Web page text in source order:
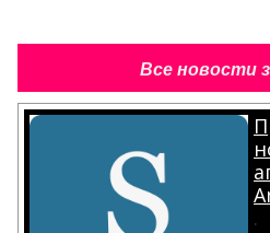
Все новости
.